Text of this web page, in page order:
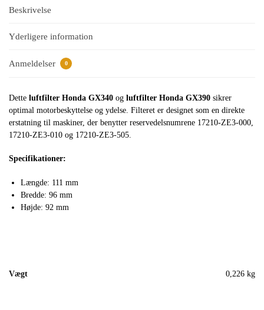
Beskrivelse
Yderligere information
Anmeldelser 0
Dette luftfilter Honda GX340 og luftfilter Honda GX390 sikrer
optimal motorbeskyttelse og ydelse. Filteret er designet som en direkte
erstatning til maskiner, der benytter reservedelsnumrene 17210-ZE3-000,
17210-ZE3-010 og 17210-ZE3-505.
Specifikationer:
Længde: 111 mm
Bredde: 96 mm
Højde: 92 mm
Vægt 0,226 kg